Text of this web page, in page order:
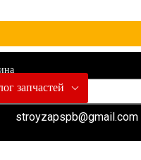
stroyzapspb@gmail.com
запчастей